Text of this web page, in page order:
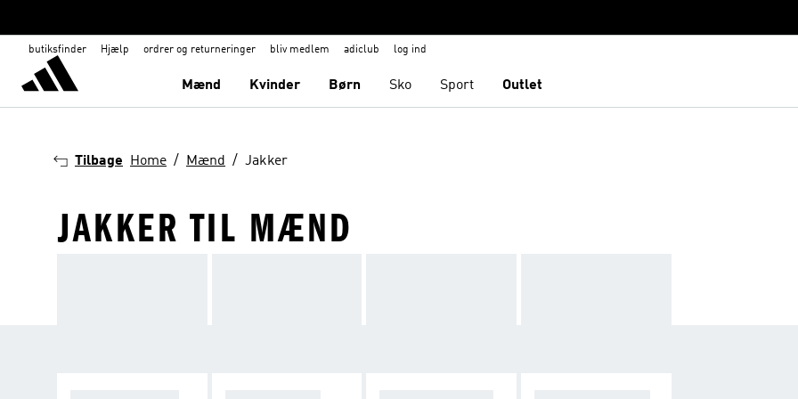
butiksfinder Hjælp ordrer og returneringer bliv medlem adiclub log ind
Mænd Kvinder Børn Sko Sport Outlet
Tilbage Home Mænd Jakker
JAKKER TIL MÆND